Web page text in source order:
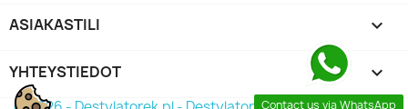
ASIAKASTILI 
Contact us via WhatsApp
YHTEYSTIEDOT keyboard_arrow_down